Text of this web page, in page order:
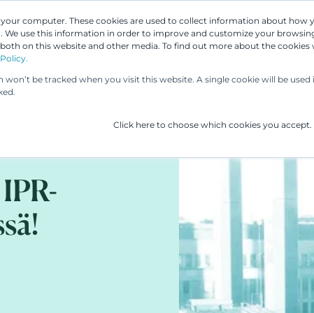
computer. These cookies are used to collect information about
We use this information in order to improve and customize your
on this website and other media. To find out more about the cookies
be tracked when you visit this website. A single cookie will be
Click here to choose which cookies you accept.
Asiantuntijamme Palvelumme UP &